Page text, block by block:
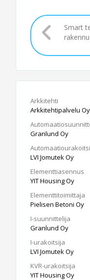
Smart
Arkkitehti
Arkkitehtipalvelu Oy
Granlund Oy
LVI Jomutek Oy
Elementtiasennus
YIT Housing Oy
Elementtitoimittaja
Pielisen Betoni Oy
I-suunnittelija
Granlund Oy
I-urakoitsija
LVI Jomutek Oy
KVR-urakoitsija
YIT Housing Oy